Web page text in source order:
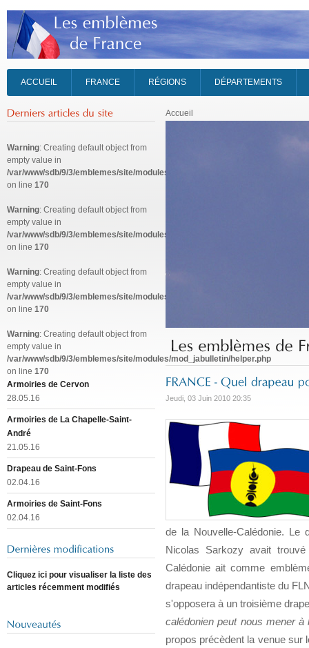
ACCUEIL FRANCE RÉGIONS DÉPARTEMENTS
Warning: Creating default object from
empty value in
/var/www/sdb/9/3/emblemes/site/modules/mod_jabulletin/helper.php
on line 170
Warning: Creating default object from
empty value in
/var/www/sdb/9/3/emblemes/site/modules/mod_jabulletin/helper.php
on line 170
Warning: Creating default object from
empty value in
/var/www/sdb/9/3/emblemes/site/modules/mod_jabulletin/helper.php
on line 170
Warning: Creating default object from
empty value in
/var/www/sdb/9/3/emblemes/site/modules/mod_jabulletin/helper.php
on line 170
Armoiries de Cervon
28.05.16
Armoiries de La Chapelle-Saint-
André
21.05.16
Drapeau de Saint-Fons
02.04.16
Armoiries de Saint-Fons
02.04.16
Cliquez ici pour visualiser la liste des
articles récemment modifiés
Accueil
Jeudi, 03 Juin 2010 20:35
de la Nouvelle-Calédonie. Le
Nicolas Sarkozy avait
Calédonie ait comme
drapeau indépendantiste du
s'opposera à un troisième
calédonien peut nous mener
propos précèdent la venue sur